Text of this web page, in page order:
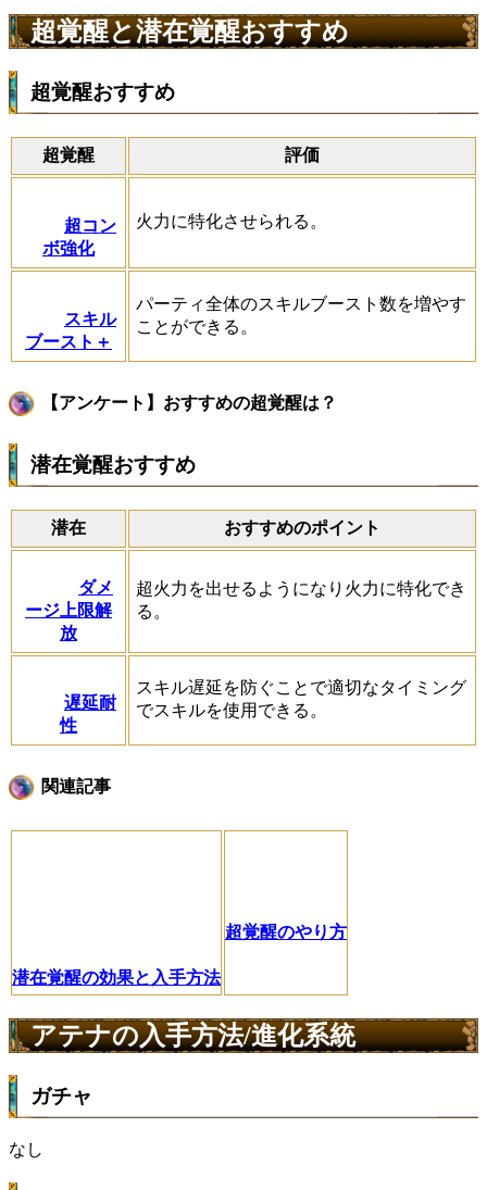
超覚醒と潜在覚醒おすすめ
超覚醒おすすめ
超覚醒 評価
超コン
ボ強化
火力に特化させられる。
スキル
ブースト＋
パーティ全体のスキルブースト数を増やす
ことができる。
【アンケート】おすすめの超覚醒は？
潜在覚醒おすすめ
潜在 おすすめのポイント
ダメ
ージ上限解
放
超火力を出せるようになり火力に特化でき
る。
遅延耐
性
スキル遅延を防ぐことで適切なタイミング
でスキルを使用できる。
関連記事
潜在覚醒の効果と入手方法
超覚醒のやり方
アテナの入手方法/進化系統
ガチャ
なし